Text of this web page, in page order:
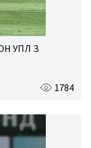
УПЛ З
1784